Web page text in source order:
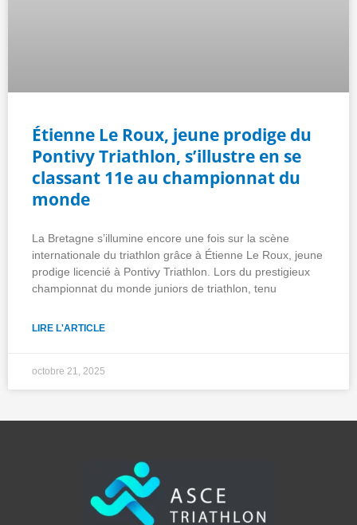
Étienne Le Roux, jeune prodige du
Pontivy Triathlon, s’illustre en se
classant 11e au championnat du
monde
La Bretagne s’illumine encore une fois sur la scène
internationale du triathlon grâce à Étienne Le Roux, jeune
prodige licencié à Pontivy Triathlon. Lors du prestigieux
championnat du monde juniors de triathlon, tenu
LIRE L'ARTICLE
octobre 21, 2025